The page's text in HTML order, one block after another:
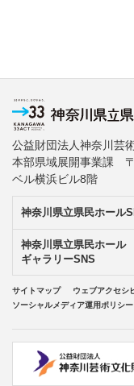
公益財団法人神奈川芸
本部県域展開事業課
ベル横浜ビル8階
神奈川県立県民ホール
神奈川県立県民ホール
ギャラリーSNS
サイトマップ ウェブアクセシ
ソーシャルメディア運用ポリシー